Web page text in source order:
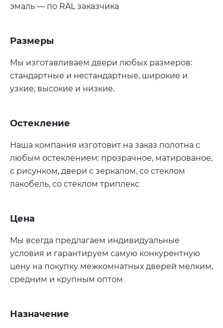
эмаль — по RAL заказчика
Размеры
Мы изготавливаем двери любых размеров:
стандартные и нестандартные, широкие и
узкие, высокие и низкие.
Остекление
Наша компания изготовит на заказ полотна с
любым остеклением: прозрачное, матированое,
с рисунком, двери с зеркалом, со стеклом
лакобель, со стеклом триплекс
Цена
Мы всегда предлагаем индивидуальные
условия и гарантируем самую конкурентную
цену на покупку межкомнатных дверей мелким,
средним и крупным оптом
Назначение